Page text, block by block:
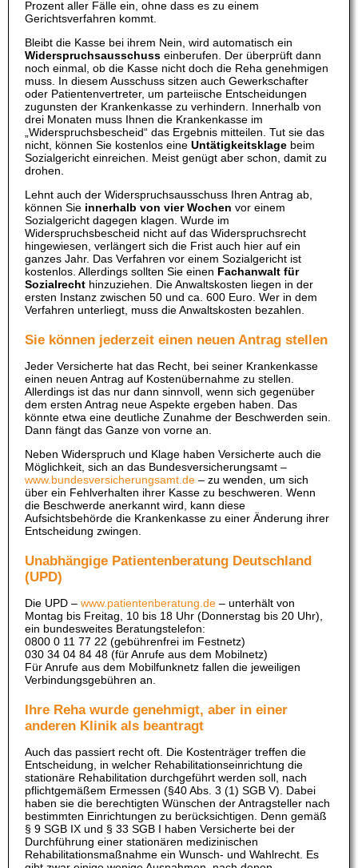
Prozent aller Fälle ein, ohne dass es zu einem
Gerichtsverfahren kommt.
Bleibt die Kasse bei ihrem Nein, wird automatisch ein
Widerspruchsausschuss einberufen. Der überprüft dann
noch einmal, ob die Kasse nicht doch die Reha genehmigen
muss. In diesem Ausschuss sitzen auch Gewerkschafter
oder Patientenvertreter, um parteiische Entscheidungen
zugunsten der Krankenkasse zu verhindern. Innerhalb von
drei Monaten muss Ihnen die Krankenkasse im
„Widerspruchsbescheid“ das Ergebnis mitteilen. Tut sie das
nicht, können Sie kostenlos eine Untätigkeitsklage beim
Sozialgericht einreichen. Meist genügt aber schon, damit zu
drohen.
Lehnt auch der Widerspruchsausschuss Ihren Antrag ab,
können Sie innerhalb von vier Wochen vor einem
Sozialgericht dagegen klagen. Wurde im
Widerspruchsbescheid nicht auf das Widerspruchsrecht
hingewiesen, verlängert sich die Frist auch hier auf ein
ganzes Jahr. Das Verfahren vor einem Sozialgericht ist
kostenlos. Allerdings sollten Sie einen Fachanwalt für
Sozialrecht hinzuziehen. Die Anwaltskosten liegen in der
ersten Instanz zwischen 50 und ca. 600 Euro. Wer in dem
Verfahren unterliegt, muss die Anwaltskosten bezahlen.
Sie können jederzeit einen neuen Antrag stellen
Jeder Versicherte hat das Recht, bei seiner Krankenkasse
einen neuen Antrag auf Kostenübernahme zu stellen.
Allerdings ist das nur dann sinnvoll, wenn sich gegenüber
dem ersten Antrag neue Aspekte ergeben haben. Das
könnte etwa eine deutliche Zunahme der Beschwerden sein.
Dann fängt das Ganze von vorne an.
Neben Widerspruch und Klage haben Versicherte auch die
Möglichkeit, sich an das Bundesversicherungsamt –
www.bundesversicherungsamt.de – zu wenden, um sich
über ein Fehlverhalten ihrer Kasse zu beschweren. Wenn
die Beschwerde anerkannt wird, kann diese
Aufsichtsbehörde die Krankenkasse zu einer Änderung ihrer
Entscheidung zwingen.
Unabhängige Patientenberatung Deutschland
(UPD)
Die UPD – www.patientenberatung.de – unterhält von
Montag bis Freitag, 10 bis 18 Uhr (Donnerstag bis 20 Uhr),
ein bundesweites Beratungstelefon:
0800 0 11 77 22 (gebührenfrei im Festnetz)
030 34 04 84 48 (für Anrufe aus dem Mobilnetz)
Für Anrufe aus dem Mobilfunknetz fallen die jeweiligen
Verbindungsgebühren an.
Ihre Reha wurde genehmigt, aber in einer
anderen Klinik als beantragt
Auch das passiert recht oft. Die Kostenträger treffen die
Entscheidung, in welcher Rehabilitationseinrichtung die
stationäre Rehabilitation durchgeführt werden soll, nach
pflichtgemäßem Ermessen (§40 Abs. 3 (1) SGB V). Dabei
haben sie die berechtigten Wünschen der Antragsteller nach
bestimmten Einrichtungen zu berücksichtigen. Denn gemäß
§ 9 SGB IX und § 33 SGB I haben Versicherte bei der
Durchführung einer stationären medizinischen
Rehabilitationsmaßnahme ein Wunsch- und Wahlrecht. Es